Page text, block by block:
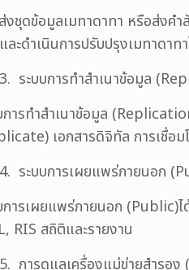
งชุดข้อมูลเมทาดาทา หรือส่ง
ละดำเนินการปรับปรุงเมทาดา
3. ระบบการทำสำเนาข้อมูล
การทำสำเนาข้อมูล
เอกสารดิจิทัล การเชื่
4. ระบบการเผยแพร่ภายนอก
การเผยแพร่ภายนอก (Public)
RIS สถิติและรายงาน
5. การดูแลเครื่องแม่ข่ายสำรอ